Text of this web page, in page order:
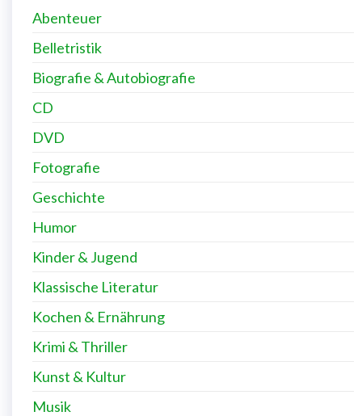
Abenteuer
Belletristik
Biografie & Autobiografie
CD
DVD
Fotografie
Geschichte
Humor
Kinder & Jugend
Klassische Literatur
Kochen & Ernährung
Krimi & Thriller
Kunst & Kultur
Musik